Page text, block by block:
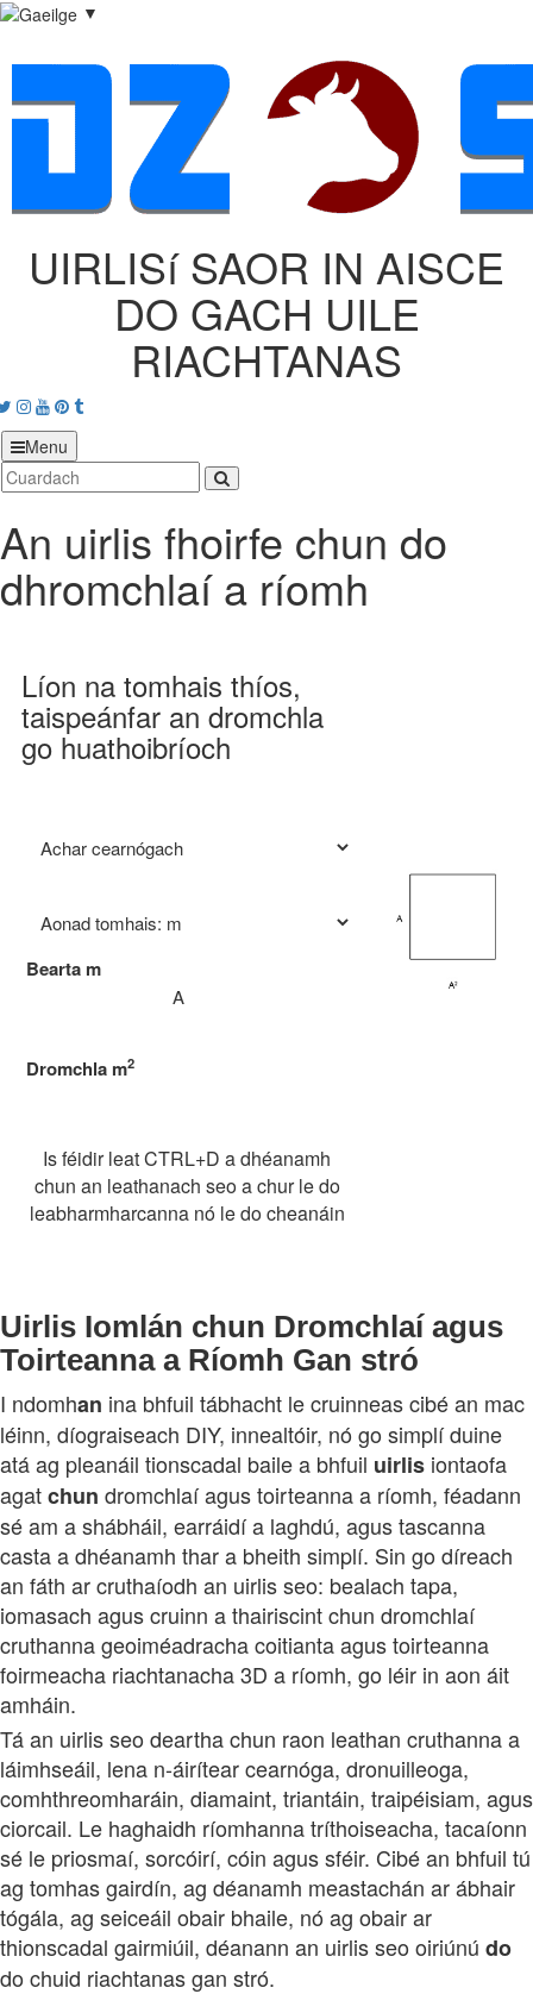
▼
UIRLISí SAOR IN AISCE
DO GACH UILE
RIACHTANAS
Twitter
Instagram
Youtube
Pinterest
tumblr
Menu
An uirlis fhoirfe chun do
dhromchlaí a ríomh
Líon na tomhais thíos,
taispeánfar an dromchla
go huathoibríoch
Bearta m
Dromchla m2
Is féidir leat CTRL+D a dhéanamh
chun an leathanach seo a chur le do
leabharmharcanna nó le do cheanáin
Uirlis Iomlán chun Dromchlaí agus
Toirteanna a Ríomh Gan stró
I ndomhan ina bhfuil tábhacht le cruinneas cibé an mac
léinn, díograiseach DIY, innealtóir, nó go simplí duine
atá ag pleanáil tionscadal baile a bhfuil uirlis iontaofa
agatchun dromchlaí agus toirteanna a ríomh, féadann
sé am a shábháil, earráidí a laghdú, agus tascanna
casta a dhéanamh thar a bheith simplí. Sin go díreach
an fáth ar cruthaíodh an uirlis seo: bealach tapa,
iomasach agus cruinn a thairiscint chun dromchlaí
cruthanna geoiméadracha coitianta agus toirteanna
foirmeacha riachtanacha 3D a ríomh, go léir in aon áit
amháin.
Tá an uirlis seo deartha chun raon leathan cruthanna a
láimhseáil, lena n-áirítear cearnóga, dronuilleoga,
comhthreomharáin, diamaint, triantáin, traipéisiam, agus
ciorcail. Le haghaidh ríomhanna tríthoiseacha, tacaíonn
sé le priosmaí, sorcóirí, cóin agus sféir. Cibé an bhfuil tú
ag tomhas gairdín, ag déanamh meastachán ar ábhair
tógála, ag seiceáil obair bhaile, nó ag obair ar
thionscadal gairmiúil, déanann an uirlis seo oiriúnú do
do chuid riachtanas gan stró.